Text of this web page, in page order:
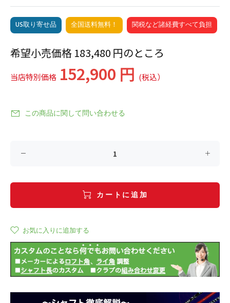
US取り寄せ品 全国送料無料！ 関税など諸経費すべて負担
希望小売価格 183,480 円のところ
当店特別価格 152,900 円 (税込）
この商品に関して問い合わせる
カートに追加
お気に入りに追加する